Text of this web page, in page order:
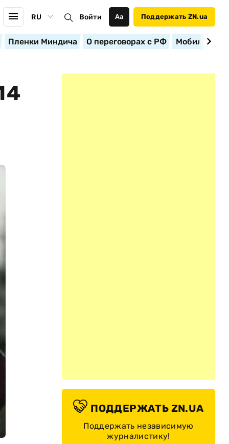
RU Войти Аа Поддержать ZN.ua
Пленки Миндича О переговорах с РФ
ПОДДЕРЖАТЬ ZN.UA
Поддержать независимую
журналистику!